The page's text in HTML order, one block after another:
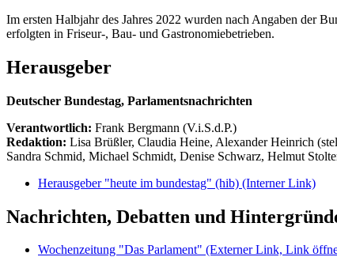
Im ersten Halbjahr des Jahres 2022 wurden nach Angaben der
erfolgten in Friseur-, Bau- und Gastronomiebetrieben.
Herausgeber
Deutscher Bundestag, Parlamentsnachrichten
Verantwortlich: Frank Bergmann (V.i.S.d.P.)
Redaktion: Lisa Brüßler, Claudia Heine, Alexander Heinrich
Sandra Schmid, Michael Schmidt, Denise Schwarz, Helmut
Herausgeber "heute im bundestag" (hib) (Interner Link)
Nachrichten, Debatten und
Wochenzeitung "Das Parlament" (Externer Link, Link